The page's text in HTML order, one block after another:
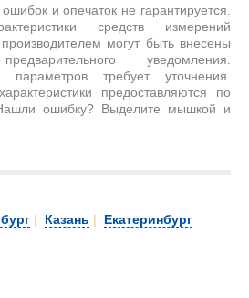
и опечаток не гарантируется.
средств измерений
могут быть внесены
уведомления.
параметров требует уточнения.
предоставляются по
ошибку? Выделите мышкой и
| Казань | Екатеринбург